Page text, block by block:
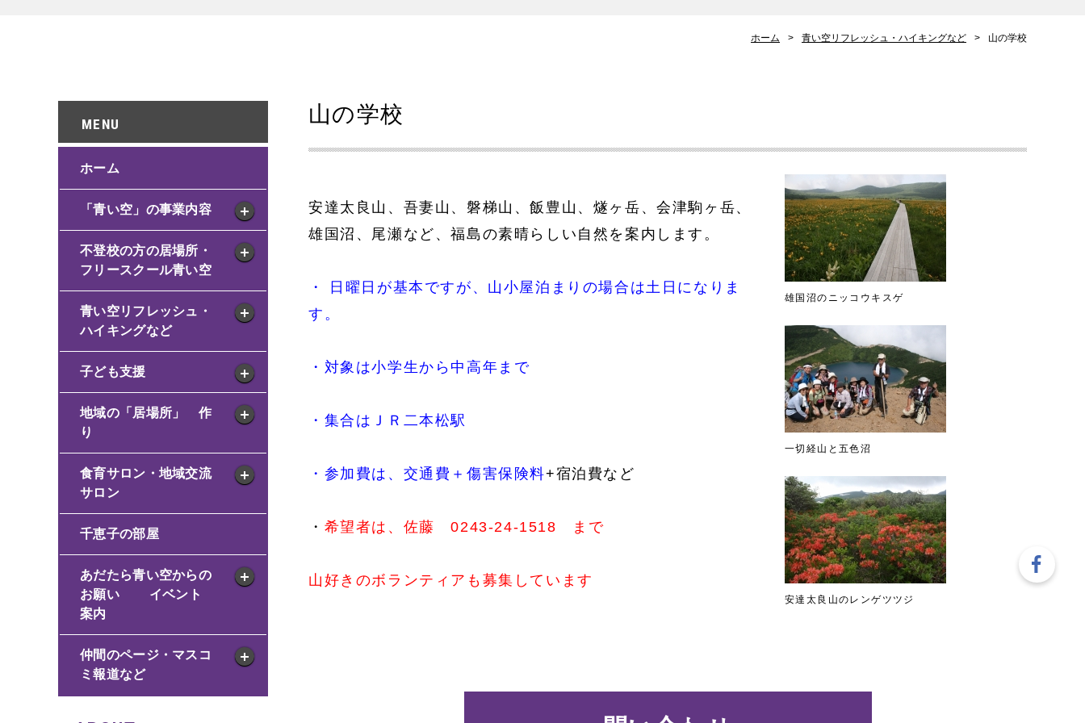
ホーム 青い空リフレッシュ・ハイキングなど 山の学校
山の学校
安達太良山、吾妻山、磐梯山、飯豊山、燧ヶ岳、会津駒ヶ岳、
雄国沼、尾瀬など、福島の素晴らしい自然を案内します。
・ 日曜日が基本ですが、山小屋泊まりの場合は土日になりま
す。
・対象は小学生から中高年まで
・集合はＪＲ二本松駅
・参加費は、交通費＋傷害保険料+宿泊費など
・ 希望者は、佐藤 0243-24-1518 まで
山好きのボランティアも募集しています
雄国沼のニッコウキスゲ
一切経山と五色沼
安達太良山のレンゲツツジ
ホーム
「青い空」の事業内容
不登校の方の居場所・
フリースクール青い空
青い空リフレッシュ・
ハイキングなど
子ども支援
地域の「居場所」 作
り
食育サロン・地域交流
サロン
千恵子の部屋
あだたら青い空からの
お願い イベント
案内
仲間のページ・マスコ
ミ報道など